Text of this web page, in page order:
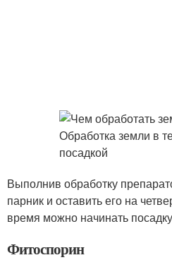
Выполнив обработку
парник и оставить его на
время можно начинать
Фитоспорин